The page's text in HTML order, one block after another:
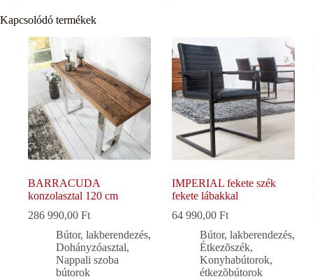
Kapcsolódó termékek
BARRACUDA
konzolasztal 120 cm
286 990,00 Ft
Bútor, lakberendezés,
Dohányzóasztal,
Nappali szoba
bútorok
IMPERIAL fekete szék
fekete lábakkal
64 990,00Ft
Bútor, lakberendezés,
Étkezõszék,
Konyhabútorok,
étkezõbútorok